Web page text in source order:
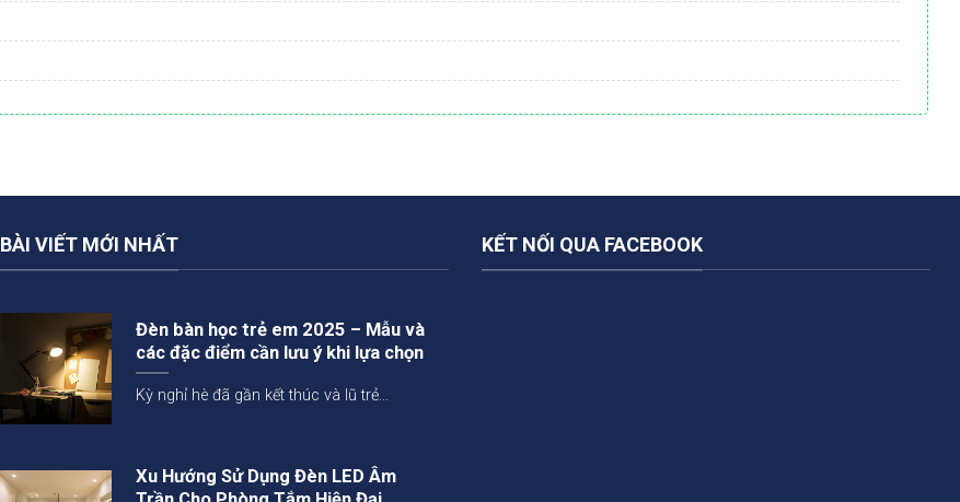
BÀI VIẾT MỚI NHẤT
Đèn bàn học trẻ em 2025 – Mẫu và
các đặc điểm cần lưu ý khi lựa chọn
Kỳ nghỉ hè đã gần kết thúc và lũ trẻ...
Xu Hướng Sử Dụng Đèn LED Âm
KẾT NỐI QUA FACEBOOK